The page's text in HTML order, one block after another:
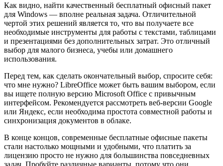
Как видно, найти качественный бесплатный офисный пакет
для Windows — вполне реальная задача. Отличительной
чертой этих решений является то, что вы получаете все
необходимые инструменты для работы с текстами, таблицами
и презентациями без дополнительных затрат. Это отличный
выбор для малого бизнеса, учебы или домашнего
использования.
Перед тем, как сделать окончательный выбор, спросите себя:
что мне нужно? LibreOffice может быть вашим выбором, если
вы ищете полную версию Microsoft Office с привычным
интерфейсом. Рекомендуется рассмотреть веб-версии Google
или Яндекс, если необходима простота совместной работы и
синхронизация документов в облаке.
В конце концов, современные бесплатные офисные пакеты
стали настолько мощными и удобными, что платить за
лицензию просто не нужно для большинства повседневных
задач. Пробуйте различные варианты, потому что они